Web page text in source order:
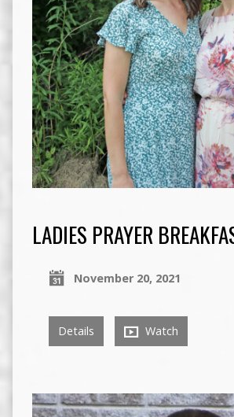
LADIES PRAYER
November 20, 2021
Details Watch